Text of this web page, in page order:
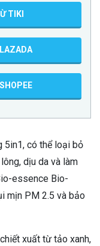
TIKI
5in1, có thể loại bỏ
dịu da và làm
essence Bio-
mịn PM 2.5 và bảo
xuất từ tảo xanh,